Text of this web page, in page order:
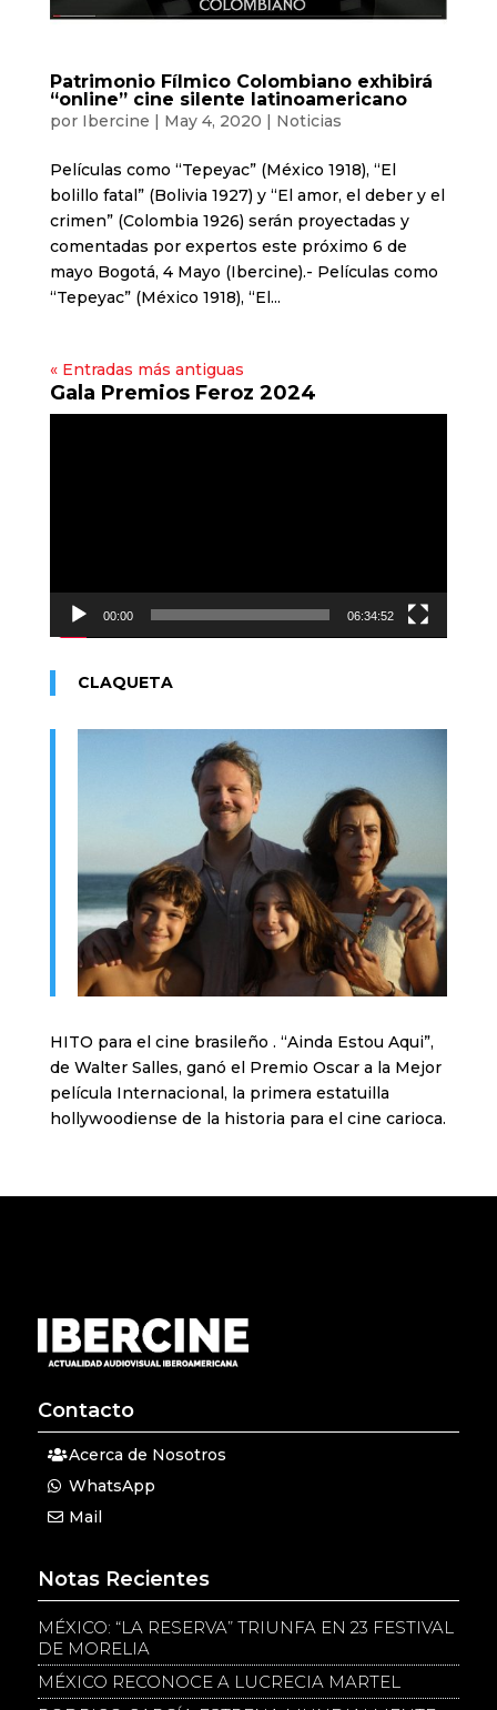
Patrimonio Fílmico Colombiano exhibirá
“online” cine silente latinoamericano
por Ibercine | May 4, 2020 | Noticias
Películas como “Tepeyac” (México 1918), “El
bolillo fatal” (Bolivia 1927) y “El amor, el deber y el
crimen” (Colombia 1926) serán proyectadas y
comentadas por expertos este próximo 6 de
mayo Bogotá, 4 Mayo (Ibercine).- Películas como
“Tepeyac” (México 1918), “El...
« Entradas más antiguas
Gala Premios Feroz 2024
00:00 06:34:52
CLAQUETA
HITO para el cine brasileño . “Ainda Estou Aqui”,
de Walter Salles, ganó el Premio Oscar a la Mejor
película Internacional, la primera estatuilla
hollywoodiense de la historia para el cine carioca.
Contacto
Acerca de Nosotros
WhatsApp
Mail
Notas Recientes
MÉXICO: “LA RESERVA” TRIUNFA EN 23 FESTIVAL
DE MORELIA
MÉXICO RECONOCE A LUCRECIA MARTEL